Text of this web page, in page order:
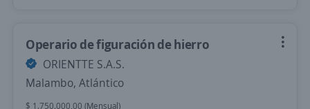
Operario de figuración de hierro
ORIENTTE S.A.S.
Malambo, Atlántico
$ 1.750.000,00 (Mensual)